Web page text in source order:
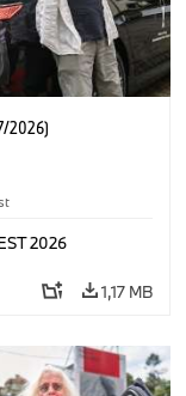
2026)
2026
1,17 MB